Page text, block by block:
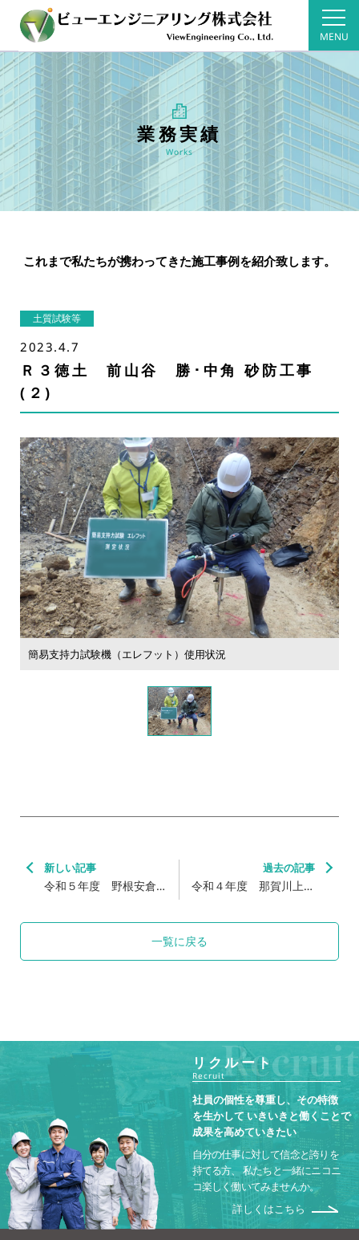
MENU
業務実績
Works
これまで私たちが携わってきた施工事例を紹介致します。
土質試験等
2023.4.7
Ｒ３徳土 前山谷 勝･中角 砂防工事
(２)
簡易支持力試験機（エレフット）使用状況
新しい記事
令和５年度 野根安倉道
調査業務
一覧に戻る
過去の記事
令和４年度 那賀川上流
リクルート
Recruit
社員の個性を尊重し、その特徴
を生かして いきいきと働くことで
成果を高めていきたい
自分の仕事に対して信念と誇りを
持てる方、 私たちと一緒にニコニ
コ楽しく働いてみませんか。
詳しくはこちら